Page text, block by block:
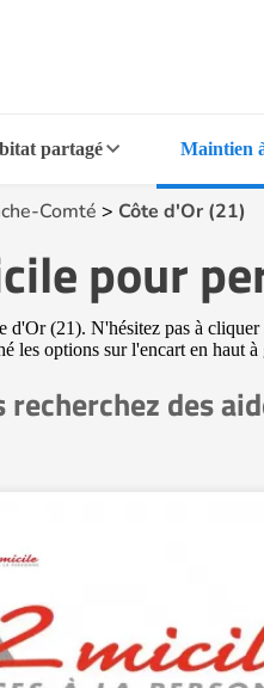
partagé Maintien
Comté > Côte d'Or (21)
pour
(21). N'hésitez pas à
les options sur l'encart en haut
recherchez des